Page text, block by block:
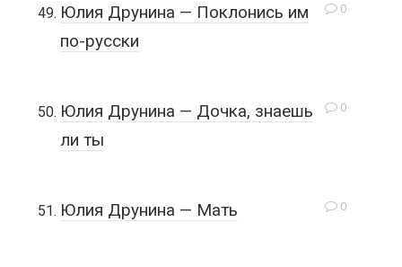
0
Юлия Друнина — Поклонись им
по-русски
0
Юлия Друнина — Дочка, знаешь
ли ты
0
Юлия Друнина — Мать